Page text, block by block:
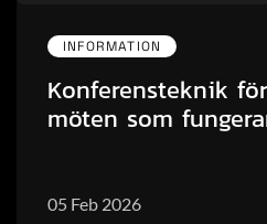
INFORMATION
Konferensteknik
möten som
05 Feb 2026